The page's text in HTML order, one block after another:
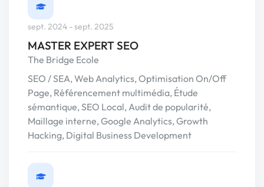
sept. 2024 - sept. 2025
MASTER EXPERT SEO
The Bridge Ecole
SEO / SEA, Web Analytics, Optimisation On/Off
Page, Référencement multimédia, Étude
sémantique, SEO Local, Audit de popularité,
Maillage interne, Google Analytics, Growth
Hacking, Digital Business Development